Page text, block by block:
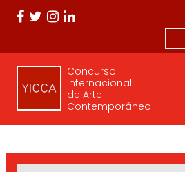
Concurso
Internacional
de Arte
Contemporáneo